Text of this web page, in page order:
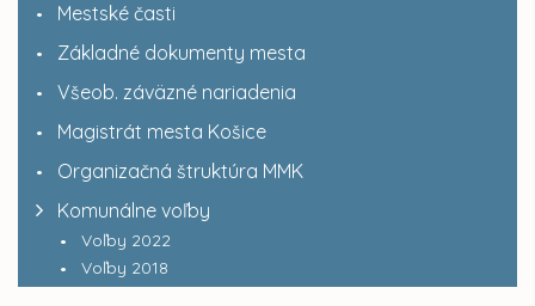
Mestské časti
Základné dokumenty mesta
Všeob. záväzné nariadenia
Magistrát mesta Košice
Organizačná štruktúra MMK
Komunálne voľby
Voľby 2022
Voľby 2018